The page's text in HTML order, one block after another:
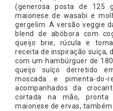
(generosa posta de 125
maionese de wasabi e
gergelim. A versão veggie
blend de abóbora com
queijo brie, rúcula e
receita de inspiração suíça,
com um hambúrguer de
queijo suíço derretido
moscada e pimenta-do-
acompanhados da
cortada na mão,
maionese de ervas,